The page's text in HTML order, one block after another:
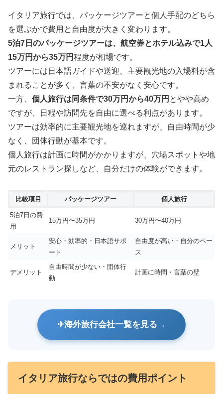
イタリア旅行では、パッケージツアーと個人手配のどちら
を選ぶかで費用と自由度が大きく変わります。
5泊7日のパッケージツアーは、航空券とホテル込みで1人
15万円から35万円程度が相場です。
ツアーには日本語ガイドや送迎、主要観光地の入場料が含
まれることが多く、言葉の不安がなく安心です。
一方、 個人旅行は同条件で30万円から40万円 とやや高め
ですが、日程や訪問先を自由に選べる利点があります。
ツアーは効率的に主要観光地を巡れますが、自由時間が少
なく、団体行動が基本です。
個人旅行は計画に時間がかかりますが、穴場スポットや地
元のレストラン探しなど、自分だけの体験ができます。
比較項目 パッケージツアー 個人旅行
5泊7日の費
用
15万円〜35万円 30万円〜40万円
メリット
安心・効率的・日本語サポ
ート
自由度が高い・自分のペー
ス
デメリット
自由時間が少ない・団体行
動
計画に時間・言葉の壁
海外旅行会社一覧を見る
イタリア旅行ならではの費用ポイント